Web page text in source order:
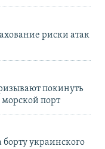
риски атак
покинуть
порт
украинского